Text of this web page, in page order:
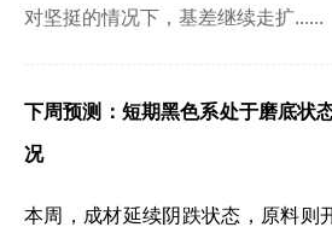
对坚挺的情况下，基差继续走扩......
下周预测：短期黑色系处于磨底状
况
本周，成材延续阴跌状态，原料则